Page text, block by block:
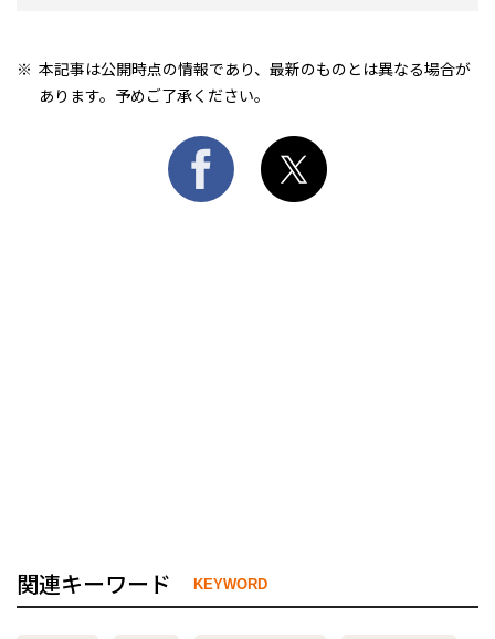
本記事は公開時点の情報であり、最新のものとは異なる場合が
あります。予めご了承ください。
関連キーワード KEYWORD